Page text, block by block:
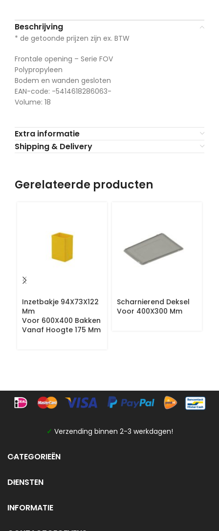
Beschrijving
* de getoonde prijzen zijn ex. BTW
Frontale opening – Serie FOV
Polypropyleen
Bodem en wanden gesloten
EAN-code: -5414618286063-
Volume: 18
Extra informatie
Shipping & Delivery
Gerelateerde producten
Inzetbakje 94X73X122
Mm
Voor 600X400 Bakken
Vanaf Hoogte 175 Mm
Scharnierend Deksel
Voor 400X300 Mm
✓ Verzending binnen 2-3 werkdagen!
CATEGORIEËN
DIENSTEN
INFORMATIE